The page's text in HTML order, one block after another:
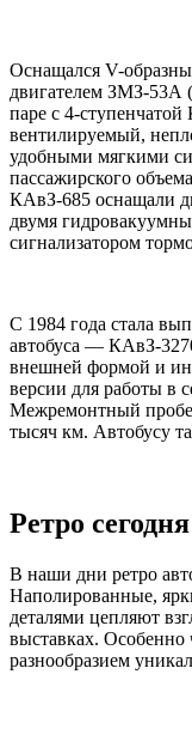
Оснащался V-
двигателем ЗМЗ-53А
паре с 4-
вентилируемый,
удобными мягкими
пассажирского
КАвЗ-685 оснащали
двумя
сигнализатором
С 1984 года стала
автобуса — КАвЗ-
внешней формой и
версии для работы в
Межремонтный
тысяч км. Автобусу
Ретро сегодня
В наши дни ретро
Наполированные,
деталями цепляют
выставках. Особенно
разнообразием